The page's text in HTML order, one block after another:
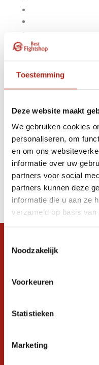
Toestemming
Deze website maakt
We gebruiken cookies
personaliseren, om
en om ons
informatie over uw
partners voor social
partners kunnen deze
informatie die u aan ze
verzameld op basis
Noodzakelijk
Voorkeuren
Statistieken
Marketing
Apply filters
Filter
Ontvang de
promoties